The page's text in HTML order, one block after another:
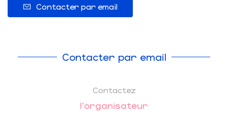
Contacter par email
Contacter par email
Contactez
l'organisateur